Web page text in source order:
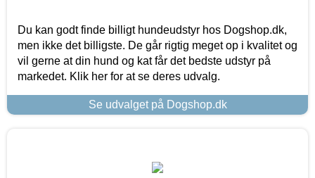
Du kan godt finde billigt hundeudstyr hos Dogshop.dk,
men ikke det billigste. De går rigtig meget op i kvalitet og
vil gerne at din hund og kat får det bedste udstyr på
markedet. Klik her for at se deres udvalg.
Se udvalget på Dogshop.dk